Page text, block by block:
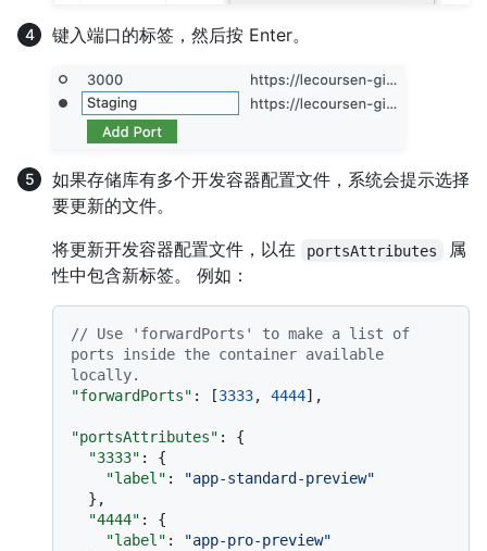
键入端口的标签，然后按 Enter。
如果存储库有多个开发容器配置文件，系统会提示选择
要更新的文件。
将更新开发容器配置文件，以在
portsAttributes
属
性中包含新标签。 例如：
// Use 'forwardPorts' to make a list of
ports inside the container available
locally.
"forwardPorts" : [3333, 4444] ,
"portsAttributes" :
{
"3333" :
{
"label" :
"app-standard-preview"
} ,
"4444" :
{
"label" :
"app-pro-preview"